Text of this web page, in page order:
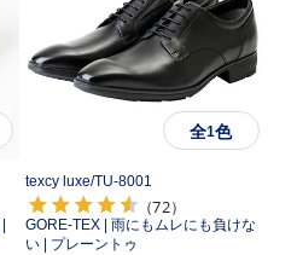
全1色
texcy luxe/TU-8001
（72）
GORE-TEX | 雨にもムレにも負けな
い | プレーントゥ